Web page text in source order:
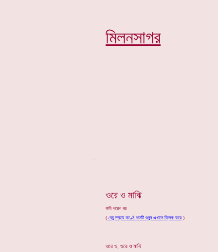
মিলনসাগর
ওরে ও মাঝি
কবি পরেশ ধর
( বেচু দত্তর কণ্ঠে গানটি শুনুন এখানে ক্লিক করে )
ওরে ও, ওরে ও মাঝি